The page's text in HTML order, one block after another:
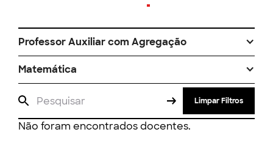
Professor Auxiliar com Agregação
Matemática
Limpar Filtros
Não foram encontrados docentes.